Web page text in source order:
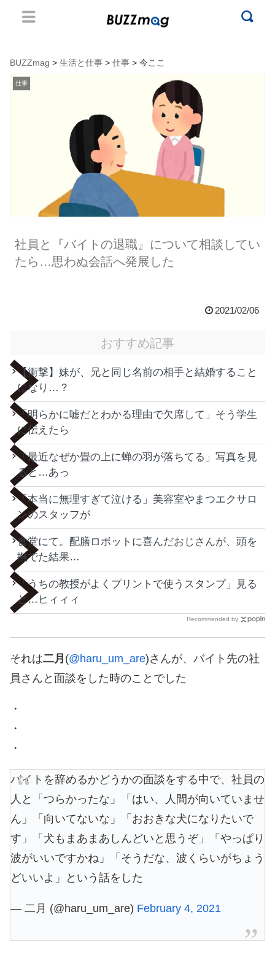
BUZZmag > 生活と仕事 > 仕事 > 今ここ
仕事
社員と『バイトの退職』について相談してい
たら…思わぬ会話へ発展した
2021/02/06
おすすめ記事
【衝撃】妹が、兄と同じ名前の相手と結婚すること
になり…？
「明らかに嘘だとわかる理由で欠席して」そう学生
に伝えたら
「最近なぜか畳の上に蝉の羽が落ちてる」写真を見
ると…あっ
「本当に無理すぎて泣ける」美容室やまつエクサロ
ンのスタッフが
食堂にて。配膳ロボットに喜んだおじさんが、頭を
撫でた結果…
「うちの教授がよくプリントで使うスタンプ」見る
と…ヒィィィ
Recommended by
それは二月 (@haru_um_are)さんが、バイト先の社
員さんと面談をした時のことでした
・
・
・
バイトを辞めるかどうかの面談をする中で、社員の
人と「つらかったな」「はい、人間が向いていませ
ん」「向いてないな」「おおきな犬になりたいで
す」「犬もまあまあしんどいと思うぞ」「やっぱり
波がいいですかね」「そうだな、波くらいがちょう
どいいよ」という話をした
— 二月 (@haru_um_are) February 4, 2021